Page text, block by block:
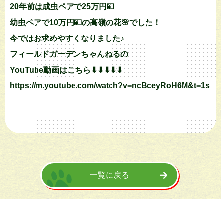
20年前は成虫ペアで25万円💴
幼虫ペアで10万円💴の高嶺の花🌸でした！
今ではお求めやすくなりました♪
フィールドガーデンちゃんねるの
YouTube動画はこちら⬇︎⬇︎⬇︎⬇︎⬇︎
https://m.youtube.com/watch?v=ncBceyRoH6M&t=1s
一覧に戻る